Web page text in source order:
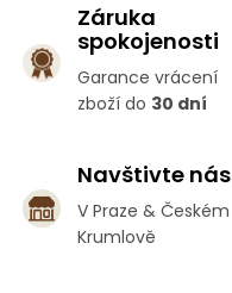
Záruka
spokojenosti
Garance vrácení
zboží do 30 dní
Navštivte nás
V Praze & Českém
Krumlově